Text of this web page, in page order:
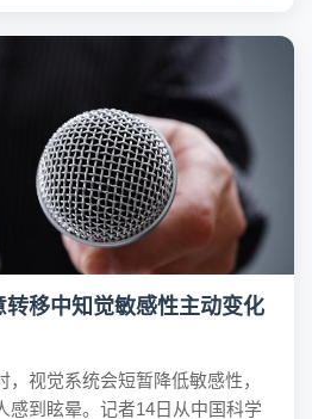
移中知觉敏感性主动变化
视觉系统会短暂降低敏感性，
感到眩晕。记者14日从中国科学